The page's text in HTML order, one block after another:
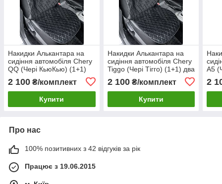
Накидки Алькантара на
сидіння автомобіля Chery
QQ (Чері КьюКью) (1+1)
ряду
2 100 ₴/комплект
Купити
Накидки Алькантара на
сидіння автомобіля Chery
Tiggo (Чері Тігго) (1+1) два
сидіння переднього ряду
2 100₴/комплект
Купити
A5
2
Про нас
100% позитивних з 42 відгуків за рік
Працює з 19.06.2015